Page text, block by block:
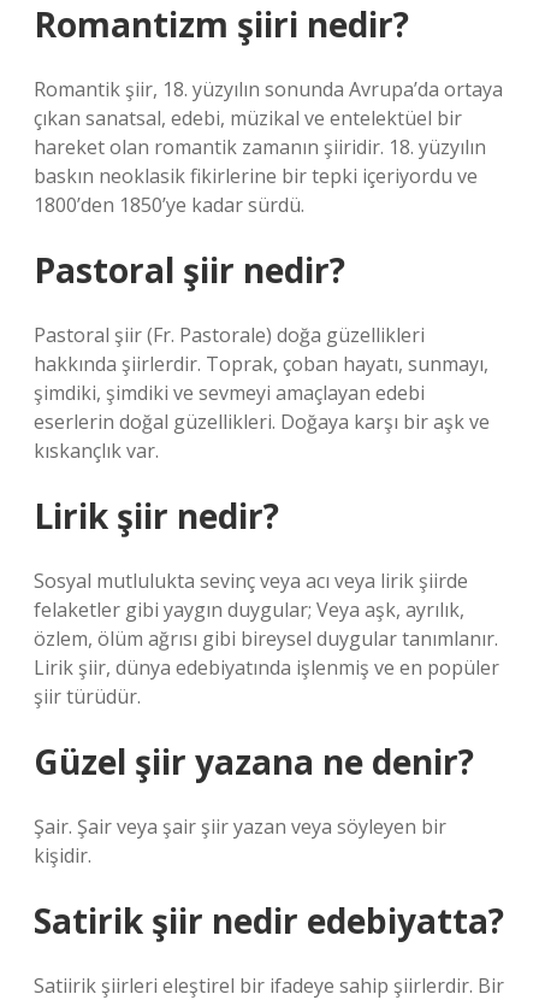
Romantizm şiiri nedir?
Romantik şiir, 18. yüzyılın sonunda Avrupa’da ortaya
çıkan sanatsal, edebi, müzikal ve entelektüel bir
hareket olan romantik zamanın şiiridir. 18. yüzyılın
baskın neoklasik fikirlerine bir tepki içeriyordu ve
1800’den 1850’ye kadar sürdü.
Pastoral şiir nedir?
Pastoral şiir (Fr. Pastorale) doğa güzellikleri
hakkında şiirlerdir. Toprak, çoban hayatı, sunmayı,
şimdiki, şimdiki ve sevmeyi amaçlayan edebi
eserlerin doğal güzellikleri. Doğaya karşı bir aşk ve
kıskançlık var.
Lirik şiir nedir?
Sosyal mutlulukta sevinç veya acı veya lirik şiirde
felaketler gibi yaygın duygular; Veya aşk, ayrılık,
özlem, ölüm ağrısı gibi bireysel duygular tanımlanır.
Lirik şiir, dünya edebiyatında işlenmiş ve en popüler
şiir türüdür.
Güzel şiir yazana ne denir?
Şair. Şair veya şair şiir yazan veya söyleyen bir
kişidir.
Satirik şiir nedir edebiyatta?
Satiirik şiirleri eleştirel bir ifadeye sahip şiirlerdir. Bir